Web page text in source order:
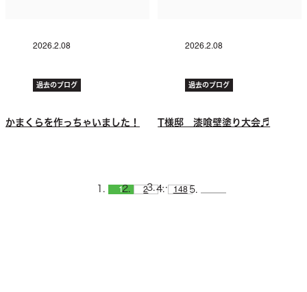
2026.2.08
過去のブログ
かまくらを作っちゃいました！
2026.2.08
過去のブログ
T様邸 漆喰壁塗り大会♬
1 2 … 148